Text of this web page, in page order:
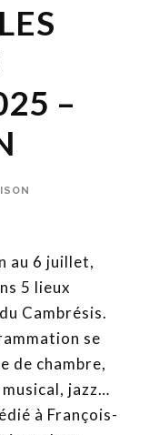
–
au 6 juillet,
5 lieux
Cambrésis.
se
de chambre,
jazz…
à François-